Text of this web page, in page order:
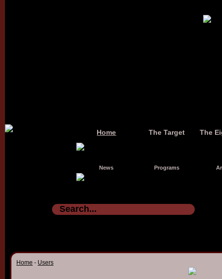
Home The Target The
News Programs
Home - Users